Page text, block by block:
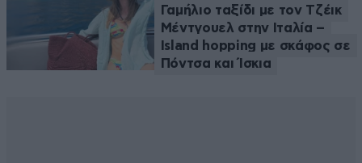
Γαμήλιο ταξίδι με τον Τζέικ
Μέντγουελ στην Ιταλία –
Island hopping με σκάφος σε
Πόντσα και Ίσκια